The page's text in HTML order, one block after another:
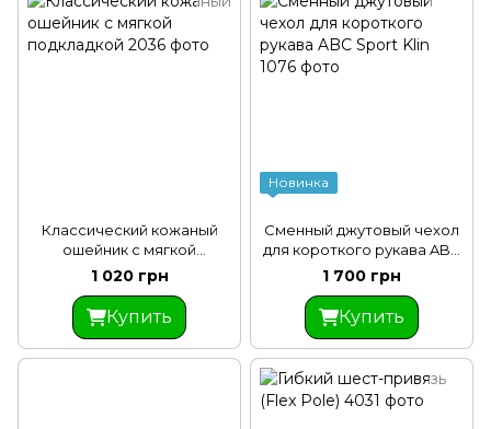
Классический кожаный
ошейник с мягкой
подкладкой
1 020 грн
Купить
Новинка
Сменный джутовый чехол
для короткого рукава ABC
Sport Klin
1 700 грн
Купить